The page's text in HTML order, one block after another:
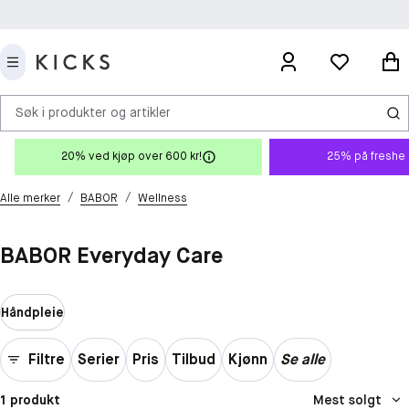
Søk i produkter og artikler
20% ved kjøp over 600 kr! 25% på freshe
Alle merker / BABOR / Wellness
BABOR Everyday Care
Håndpleie
Filtre Serier Pris Tilbud Kjønn Se alle
1 produkt Mest solgt